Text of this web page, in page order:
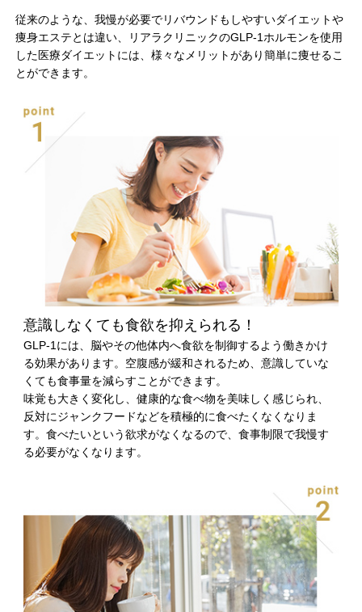
従来のような、我慢が必要でリバウンドもしやすいダイエットや
痩身エステとは違い、リアラクリニックのGLP-1ホルモンを使用
した医療ダイエットには、様々なメリットがあり簡単に痩せるこ
とができます。
意識しなくても食欲を抑えられる！
GLP-1には、脳やその他体内へ食欲を制御するよう働きかけ
る効果があります。空腹感が緩和されるため、意識していな
くても食事量を減らすことができます。
味覚も大きく変化し、健康的な食べ物を美味しく感じられ、
反対にジャンクフードなどを積極的に食べたくなくなりま
す。食べたいという欲求がなくなるので、食事制限で我慢す
る必要がなくなります。